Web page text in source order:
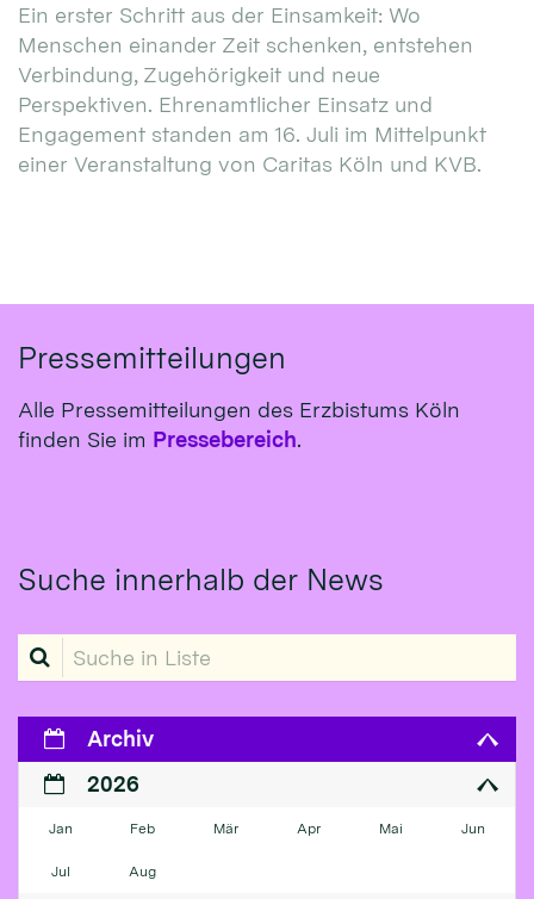
Ein erster Schritt aus der Einsamkeit: Wo
Menschen einander Zeit schenken, entstehen
Verbindung, Zugehörigkeit und neue
Perspektiven. Ehrenamtlicher Einsatz und
Engagement standen am 16. Juli im Mittelpunkt
einer Veranstaltung von Caritas Köln und KVB.
Pressemitteilungen
Alle Pressemitteilungen des Erzbistums Köln
finden Sie im Pressebereich.
Suche innerhalb der News
Suche in Liste
Archiv
2026
Jan Feb Mär Apr Mai Jun
Jul Aug